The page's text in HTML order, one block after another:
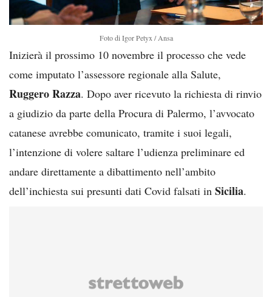
Foto di Igor Petyx / Ansa
Inizierà il prossimo 10 novembre il processo che vede
come imputato l’assessore regionale alla Salute,
Ruggero Razza. Dopo aver ricevuto la richiesta di rinvio
a giudizio da parte della Procura di Palermo, l’avvocato
catanese avrebbe comunicato, tramite i suoi legali,
l’intenzione di volere saltare l’udienza preliminare ed
andare direttamente a dibattimento nell’ambito
dell’inchiesta sui presunti dati Covid falsati in Sicilia.